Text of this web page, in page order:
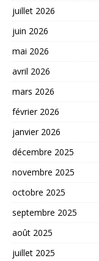
juillet 2026
juin 2026
mai 2026
avril 2026
mars 2026
février 2026
janvier 2026
décembre 2025
novembre 2025
octobre 2025
septembre 2025
août 2025
juillet 2025